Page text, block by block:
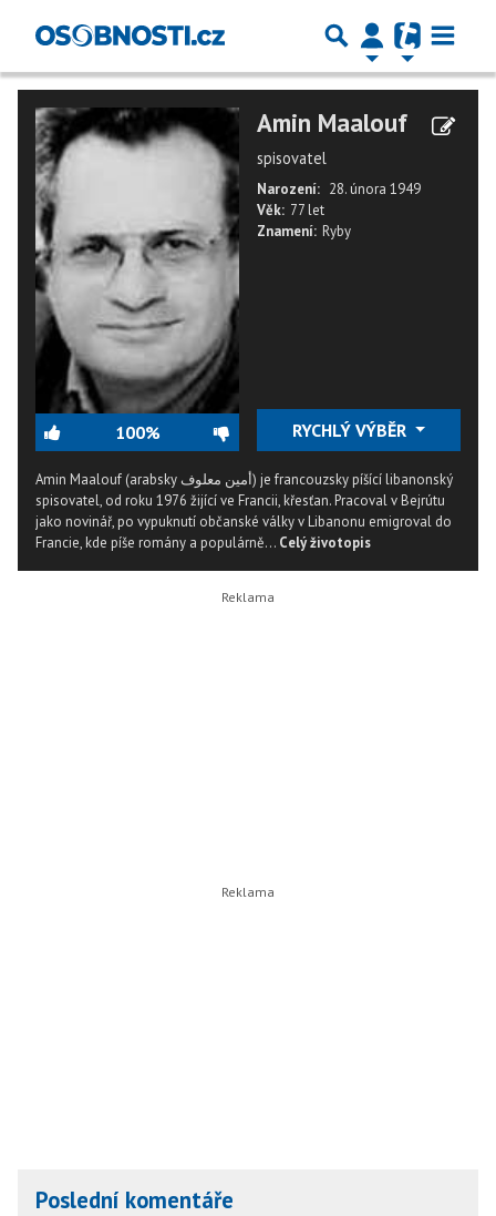
100%
Amin Maalouf
spisovatel
Narození: 28. února 1949
Věk: 77 let
Znamení: Ryby
RYCHLÝ VÝBĚR
Amin Maalouf (arabsky أمين معلوف) je francouzsky píšící libanonský
spisovatel, od roku 1976 žijící ve Francii, křesťan. Pracoval v Bejrútu
jako novinář, po vypuknutí občanské války v Libanonu emigroval do
Francie, kde píše romány a populárně... Celý životopis
Poslední komentáře